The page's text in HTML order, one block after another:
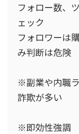
フォロー数、
ェック
フォロワーは
み判断は危険
※副業や内職
詐欺が多い
※即効性強調